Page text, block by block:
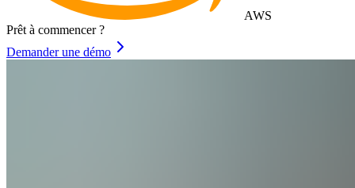
AWS
Prêt à commencer ?
Demander une démo